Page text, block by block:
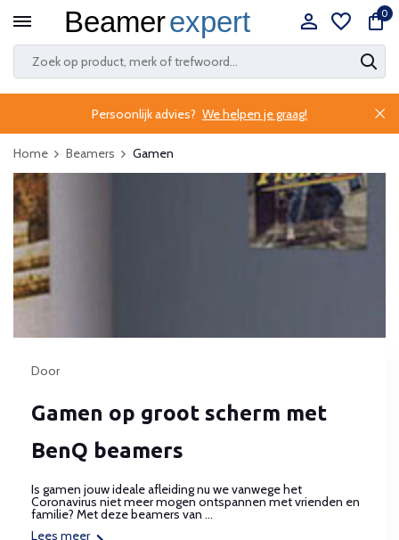
0
Persoonlijk advies? We helpen je graag!
Home Beamers Gamen
Door
Gamen op groot scherm met
BenQ beamers
Is gamen jouw ideale afleiding nu we vanwege het
Coronavirus niet meer mogen ontspannen met vrienden en
familie? Met deze beamers van ...
Lees meer